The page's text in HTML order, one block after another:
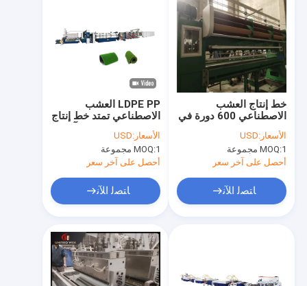
LDPE PP العشب
الاصطناعي تمتد خط إنتاج
العشب الاصطناعي آلة
بثق خيوط الغزل
المسطحة
الأسعار:USD
MOQ:1 مجموعة
أحصل على آخر سعر
ﺎﺘﺼﻟ ﺍﻶﻧ
خط إنتاج العشب
الاصطناعي 600 دورة في
الدقيقة ، خط إنتاج 70 مم
الأسعار:USD
MOQ:1 مجموعة
أحصل على آخر سعر
ﺎﺘﺼﻟ ﺍﻶﻧ